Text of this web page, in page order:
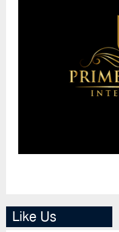
Like Us